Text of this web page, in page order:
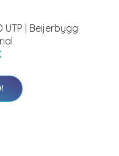
UTP | Beijerbygg